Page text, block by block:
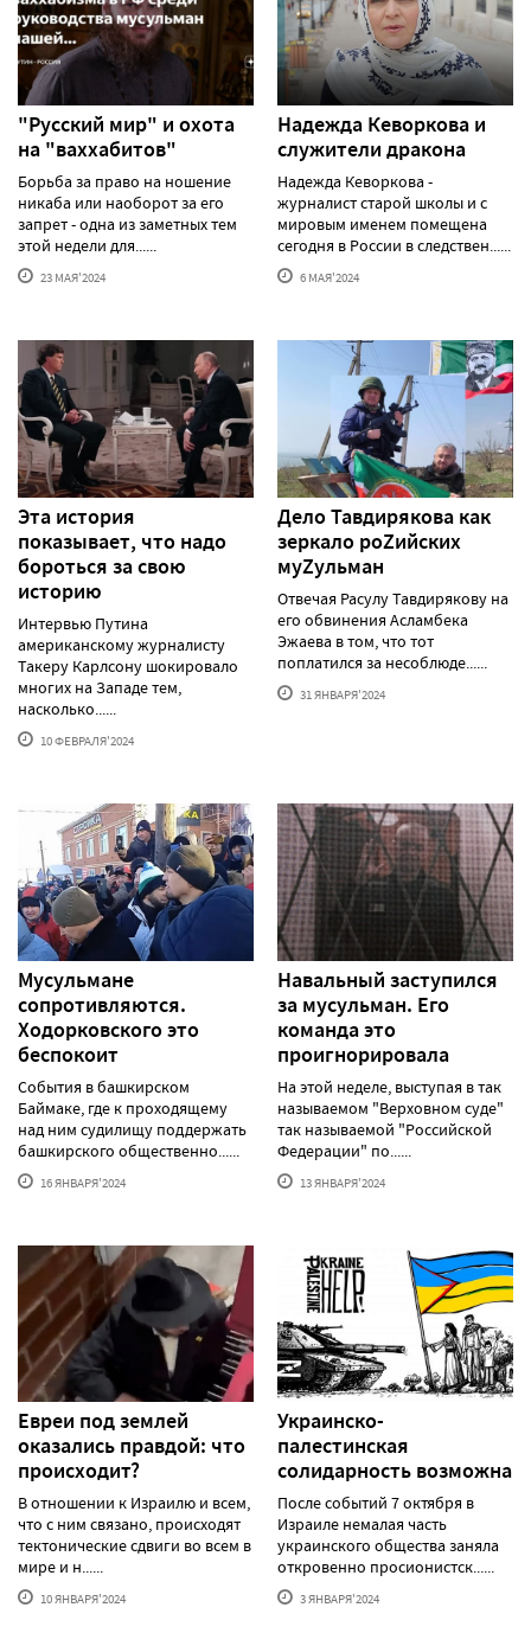
"Русский мир" и охота
на "ваххабитов"
Борьба за право на ношение
никаба или наоборот за его
запрет - одна из заметных тем
этой недели для......
23 МАЯ'2024
Надежда Кеворкова и
служители дракона
Надежда Кеворкова -
журналист старой школы и с
мировым именем помещена
сегодня в России в следствен......
6 МАЯ'2024
Эта история
показывает, что надо
бороться за свою
историю
Интервью Путина
американскому журналисту
Такеру Карлсону шокировало
многих на Западе тем,
насколько......
10 ФЕВРАЛЯ'2024
Дело Тавдирякова как
зеркало роZийских
муZульман
Отвечая Расулу Тавдирякову на
его обвинения Асламбека
Эжаева в том, что тот
поплатился за несоблюде......
31 ЯНВАРЯ'2024
Мусульмане
сопротивляются.
Ходорковского это
беспокоит
События в башкирском
Баймаке, где к проходящему
над ним судилищу поддержать
башкирского общественно......
16 ЯНВАРЯ'2024
Навальный заступился
за мусульман. Его
команда это
проигнорировала
На этой неделе, выступая в так
называемом "Верховном суде"
так называемой "Российской
Федерации" по......
13 ЯНВАРЯ'2024
Евреи под землей
оказались правдой: что
происходит?
В отношении к Израилю и всем,
что с ним связано, происходят
тектонические сдвиги во всем в
мире и н......
10 ЯНВАРЯ'2024
Украинско-
палестинская
солидарность возможна
После событий 7 октября в
Израиле немалая часть
украинского общества заняла
откровенно просионистск......
3 ЯНВАРЯ'2024